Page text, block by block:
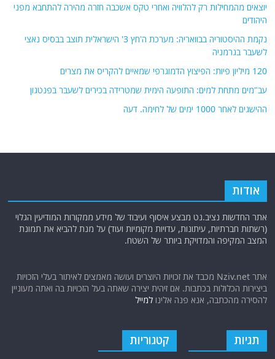
יוצאים מהמחילות רק להלוויה ואחרי טקס אשכבה חזרה מהירה להתחבא מפני
היהודים
נקמת ההיסטוריה בבוואריה: מערכת ה'חץ 3' הישראלית תוצב בבסיס נאצי
לשעבר בגרמניה
120 מיליון פיות: הפיצוץ הדמוגרפי שמאיים להקריס את מצרים
עב"מים מתחת למים: התופעה הימית שמטרידה בכירים לשעבר בפנטגון
ההישגים לאחר 1000 ימים של לחימה. דעה
אודות
אתר החדשות נציב.נט מבצע איסוף ועיבוד של מידע ממקורות המודיעין הגלוי
(רשתות חברתיות, עיתונות, עדויות מקומיות ועוד) על מנת להביא את תמונת
המצב המקיפה והמדויקת ביותר של השטח.
אתר Nziv.net מכבד את זכויות היוצרים ועושה מאמצים לאיתור בעלי הזכויות
ביצירות הכלולות בכתבות. אם זיהית יצירה שאתה בעל הזכויות בה ואתה מעוניין
להסירה מהכתבה, אנא פנה אלינולמייל
תגיות קטגוריות